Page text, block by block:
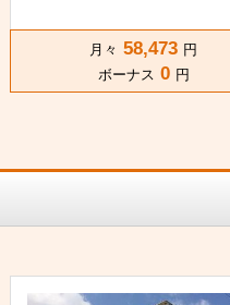
月々 58,473 円
ボーナス 0 円